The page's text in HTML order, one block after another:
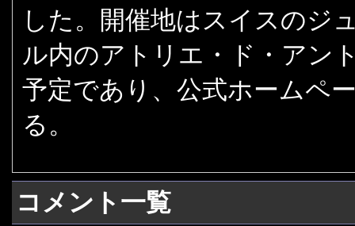
した。開催地はスイスのジ
ル内のアトリエ・ド・アン
予定であり、公式ホームペ
る。
コメント一覧